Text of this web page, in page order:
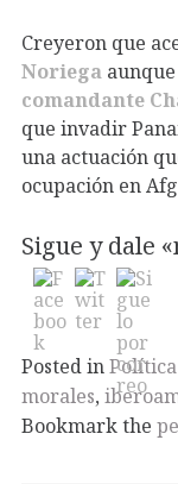
Creyeron que
Noriega
comandante
que invadir
una actuación
ocupación en
Sigue y dale
Posted inPolítica
morales,
Bookmark the